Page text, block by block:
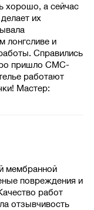
хорошо, а сейчас
их
лонгсливе и
Справились
пришло СМС-
работают
Мастер:
мембранной
повреждения и
работ
отзывчивость